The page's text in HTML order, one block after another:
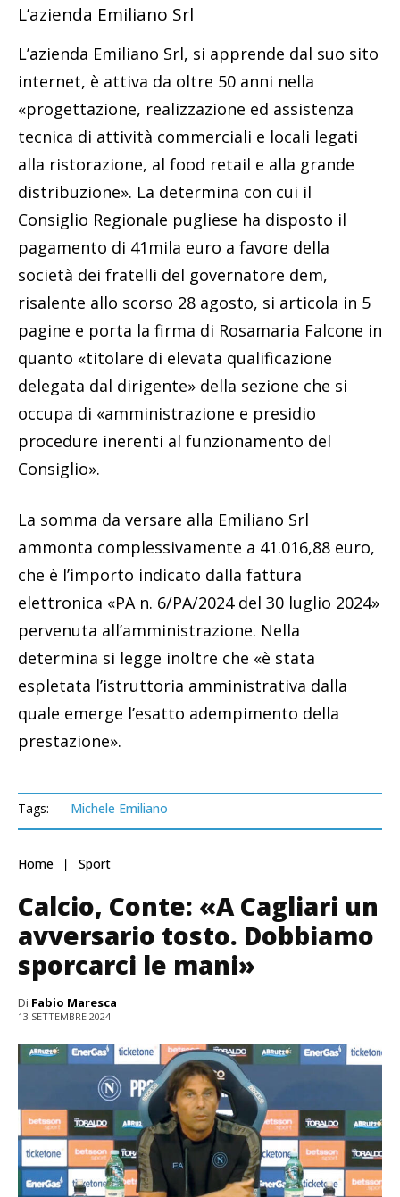
L’azienda Emiliano Srl
L’azienda Emiliano Srl, si apprende dal suo sito
internet, è attiva da oltre 50 anni nella
«progettazione, realizzazione ed assistenza
tecnica di attività commerciali e locali legati
alla ristorazione, al food retail e alla grande
distribuzione». La determina con cui il
Consiglio Regionale pugliese ha disposto il
pagamento di 41mila euro a favore della
società dei fratelli del governatore dem,
risalente allo scorso 28 agosto, si articola in 5
pagine e porta la firma di Rosamaria Falcone in
quanto «titolare di elevata qualificazione
delegata dal dirigente» della sezione che si
occupa di «amministrazione e presidio
procedure inerenti al funzionamento del
Consiglio».
La somma da versare alla Emiliano Srl
ammonta complessivamente a 41.016,88 euro,
che è l’importo indicato dalla fattura
elettronica «PA n. 6/PA/2024 del 30 luglio 2024»
pervenuta all’amministrazione. Nella
determina si legge inoltre che «è stata
espletata l’istruttoria amministrativa dalla
quale emerge l’esatto adempimento della
prestazione».
Tags: Michele Emiliano
Home Sport
Calcio, Conte: «A Cagliari un
avversario tosto. Dobbiamo
sporcarci le mani»
Di Fabio Maresca
13 SETTEMBRE 2024